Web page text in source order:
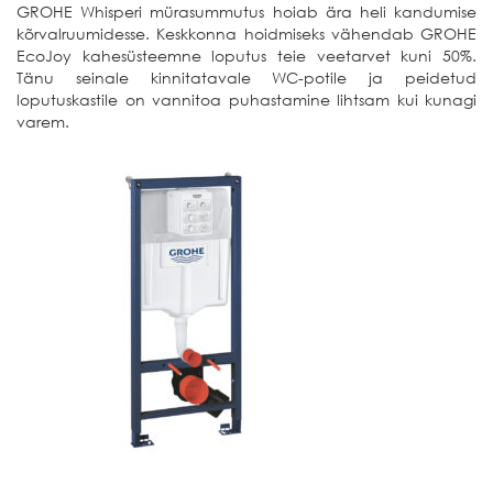
GROHE Whisperi mürasummutus hoiab ära heli kandumise
kõrvalruumidesse. Keskkonna hoidmiseks vähendab GROHE
EcoJoy kahesüsteemne loputus teie veetarvet kuni 50%.
Tänu seinale kinnitatavale WC-potile ja peidetud
loputuskastile on vannitoa puhastamine lihtsam kui kunagi
varem.